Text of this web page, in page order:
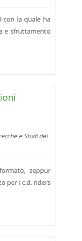
con la quale ha
e sfruttamento
e Studi dei
seppur
per i c.d. riders